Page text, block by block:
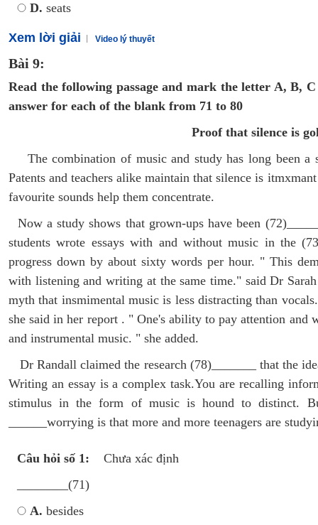
D. seats
Xem lời giải Video lý thuyết
Bài 9:
Read the following passage and mark the letter A, B,
answer for each of the blank from 71 to 80
Proof that silence is
The combination of music and study has long been a
Patents and teachers alike maintain that silence is
favourite sounds help them concentrate.
Now a study shows that grown-ups have been
students wrote essays with and without music in the
progress down by about sixty words per hour. " This
with listening and writing at the same time." said Dr
myth that insmimental music is less distracting than
she said in her report . " One's ability to pay attention
and instrumental music. " she added.
Dr Randall claimed the research (78)_______ that the
Writing an essay is a complex task.You are recalling
stimulus in the form of music is hound to distinct.
______worrying is that more and more teenagers are
Câu hỏi số 1:
Chưa xác định
________(71)
A. besides